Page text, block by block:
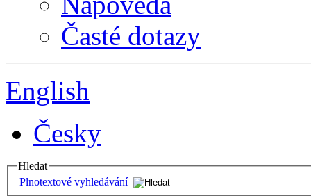
Časté dotazy
English
Česky
Hledat
Plnotextové vyhledávání